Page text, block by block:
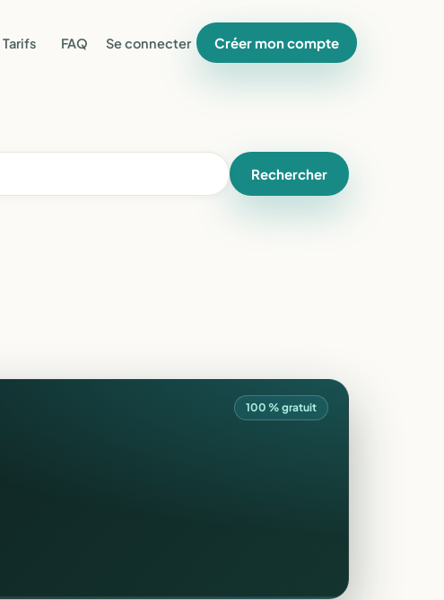
Tarifs FAQ Se connecter Créer mon compte
Rechercher
100 % gratuit